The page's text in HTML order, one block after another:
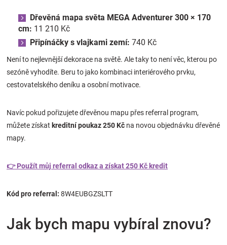
Dřevěná mapa světa MEGA Adventurer 300 × 170
cm: 11 210 Kč
Připínáčky s vlajkami zemí: 740 Kč
Není to nejlevnější dekorace na světě. Ale taky to není věc, kterou po
sezóně vyhodíte. Beru to jako kombinaci interiérového prvku,
cestovatelského deníku a osobní motivace.
Navíc pokud pořizujete dřevěnou mapu přes referral program,
můžete získat kreditní poukaz 250 Kč na novou objednávku dřevěné
mapy.
👉 Použít můj referral odkaz a získat 250 Kč kredit
Kód pro referral: 8W4EUBGZSLTT
Jak bych mapu vybíral znovu?